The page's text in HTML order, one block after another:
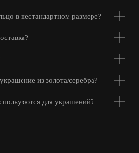
в нестандартном размере?
из золота/серебра?
для украшений?